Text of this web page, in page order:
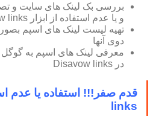
بررسی بک لینک های سایت و
و یا عدم استفاده از ابزار Disavow links
دوی آنها
معرفی لینک های اسپم به گوگل
در Disavow links
links